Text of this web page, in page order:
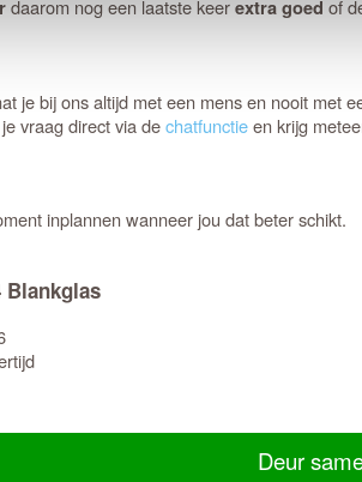
daarom nog een laatste keerextra goed of
je bij ons altijd met een mens en nooit met
vraag direct via dechatfunctieen krijg
inplannen wanneer jou dat beter schikt.
Blankglas
Deur